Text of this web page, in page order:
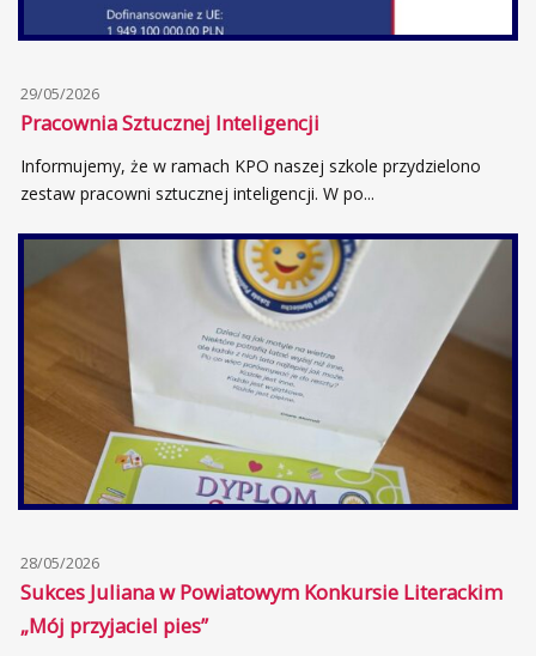
29/05/2026
Pracownia Sztucznej Inteligencji
Informujemy, że w ramach KPO naszej szkole przydzielono
zestaw pracowni sztucznej inteligencji. W po...
28/05/2026
Sukces Juliana w Powiatowym Konkursie Literackim
„Mój przyjaciel pies”